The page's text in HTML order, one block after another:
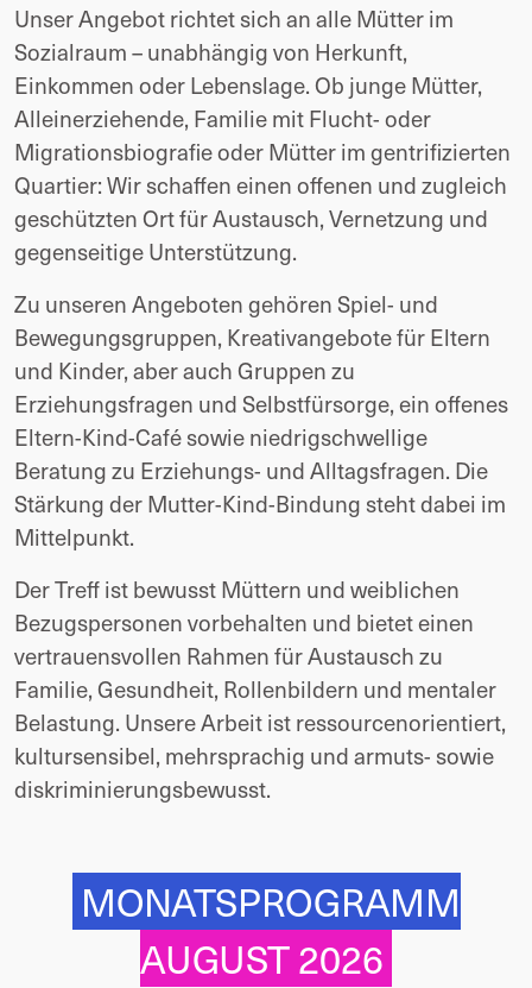
Unser Angebot richtet sich an alle Mütter im
Sozialraum – unabhängig von Herkunft,
Einkommen oder Lebenslage. Ob junge Mütter,
Alleinerziehende, Familie mit Flucht- oder
Migrationsbiografie oder Mütter im gentrifizierten
Quartier: Wir schaffen einen offenen und zugleich
geschützten Ort für Austausch, Vernetzung und
gegenseitige Unterstützung.
Zu unseren Angeboten gehören Spiel- und
Bewegungsgruppen, Kreativangebote für Eltern
und Kinder, aber auch Gruppen zu
Erziehungsfragen und Selbstfürsorge, ein offenes
Eltern-Kind-Café sowie niedrigschwellige
Beratung zu Erziehungs- und Alltagsfragen. Die
Stärkung der Mutter-Kind-Bindung steht dabei im
Mittelpunkt.
Der Treff ist bewusst Müttern und weiblichen
Bezugspersonen vorbehalten und bietet einen
vertrauensvollen Rahmen für Austausch zu
Familie, Gesundheit, Rollenbildern und mentaler
Belastung. Unsere Arbeit ist ressourcenorientiert,
kultursensibel, mehrsprachig und armuts- sowie
diskriminierungsbewusst.
MONATSPROGRAMM
AUGUST 2026